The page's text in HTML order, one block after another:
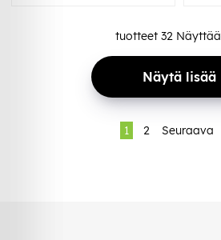
tuotteet 32 Näyttää
Näytä lisää
1 2 Seuraava